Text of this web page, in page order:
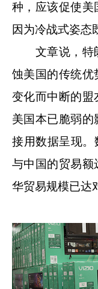
种，应该促使美
因为冷战式姿态
文章说，特朗
蚀美国的传统
变化而中断的
美国本已脆弱的
接用数据呈现。
与中国的贸易额
华贸易规模已达